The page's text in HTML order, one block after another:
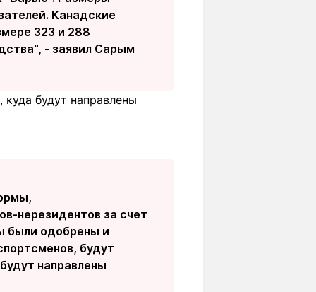
Канадские
323 и 288
- заявил Сарым
будут направлены
нерезидентов за счет
были одобрены и
будут
направлены